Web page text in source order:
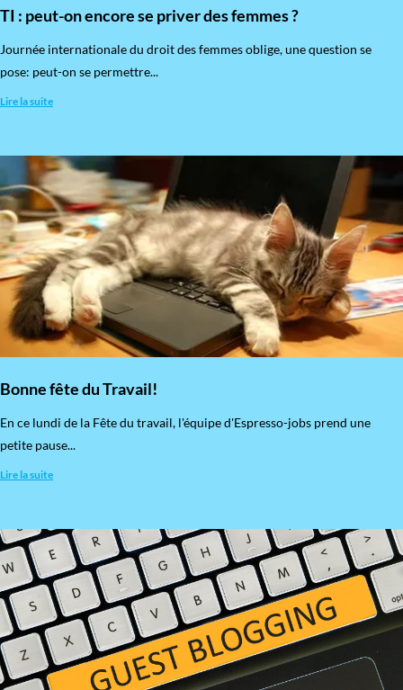
TI : peut-on encore se priver des femmes ?
​Journée internationale du droit des femmes oblige, une question se
pose: peut-on se permettre...
Lire la suite
Bonne fête du Travail!
En ce lundi de la Fête du travail, l'équipe d'Espresso-jobs prend une
petite pause...
Lire la suite